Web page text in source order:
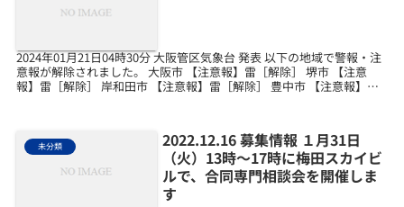
2024年01月21日04時30分 大阪管区気象台 発表 以下の地域で警報・注
意報が解除されました。 大阪市 【注意報】雷［解除］ 堺市 【注意
報】雷［解除］ 岸和田市 【注意報】雷［解除］ 豊中市 【注意報】雷
未分類
2022.12.16 募集情報 １月31日
（火）13時～17時に梅田スカイビ
ルで、合同専門相談会を開催しま
す